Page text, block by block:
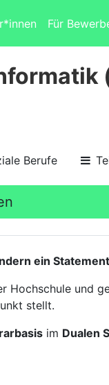
Für
Berufe
ein
Hochschule und
stellt.
im Dualen